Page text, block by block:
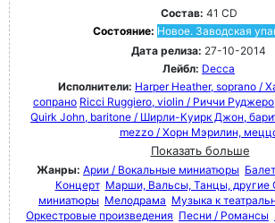
Состав: 41 CD
Состояние: Новое. Заводская
Дата релиза: 27-10-2014
Лейбл: Decca
Исполнители: Harper Heather, soprano /
сопрано Ricci Ruggiero, violin / Риччи
Quirk John, baritone / Ширли-Куирк Джон,
mezzo / Хорн Мэрилин,
Показать больше
Жанры: Арии / Вокальные миниатюры
Концерт Марши, Вальсы, Танцы, другие
миниатюры Мелодрама Музыка к
Оркестровые произведения Песни / Романсы